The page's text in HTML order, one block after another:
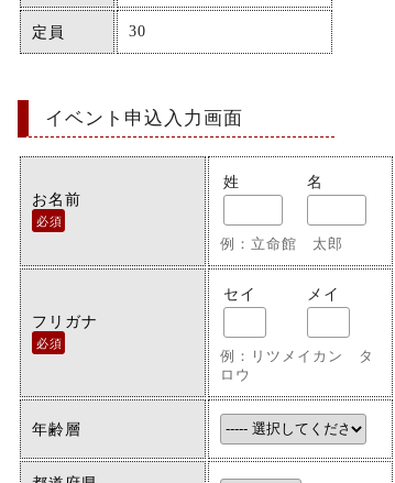
定員 30
イベント申込入力画面
お名前
必須
姓 名
例：立命館 太郎
フリガナ
必須
セイ メイ
例：リツメイカン タ
ロウ
年齢層